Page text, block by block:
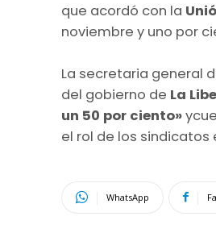
que acordó con la
noviembre y uno por
La secretaria general
del gobierno de La
un 50 por ciento»
el rol de los
WhatsApp